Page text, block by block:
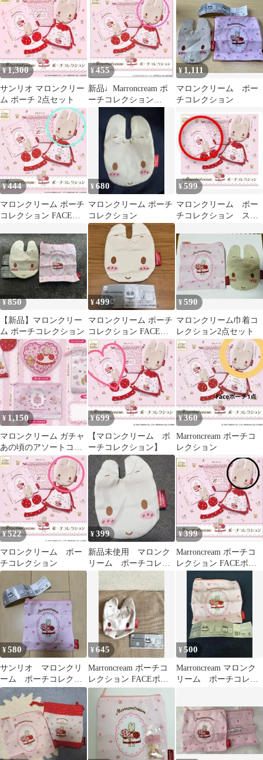
ト
¥1,300
サンリオ マロンクリー
ム ポーチ 2点セット
¥455
新品♩Marroncream ポ
ーチコレクション
FACEポーチ
¥ 1,111
マロンクリーム ポー
チコレクション
¥444
マロンクリーム ポーチ
コレクション FACEポ
¥680
マロンクリーム ポーチ
コレクション
¥599
マロンクリーム ポー
チコレクション スク
¥850
【新品】マロンクリー
ム ポーチコレクション
¥499
マロンクリーム ポーチ
コレクション FACEポ
ーチ サンリオ ガチャ
¥590
マロンクリーム巾着コ
レクション2点セット
¥ 1,150
マロンクリーム ガチャ
あの頃のアソートコレ
クション ポーチ
¥699
【マロンクリーム ポ
ーチコレクション】
¥360
Marroncream ポーチコ
レクション
¥522
マロンクリーム ポー
チコレクション
¥399
新品未使用 マロンク
リーム ポーチコレク
ション カプセルトイ
¥399
Marroncream ポーチコ
レクション FACEポー
¥580
サンリオ マロンクリ
ーム ポーチコレクシ
ョン ピンク スクエ
アポーチ
¥645
Marroncream ポーチコ
レクション FACEポー
チ
¥500
Marroncream マロンク
リーム ポーチコレク